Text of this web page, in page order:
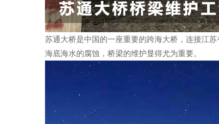
苏通大桥是中国的一座重要的跨海大桥，连接江
海底海水的腐蚀，桥梁的维护显得尤为重要。